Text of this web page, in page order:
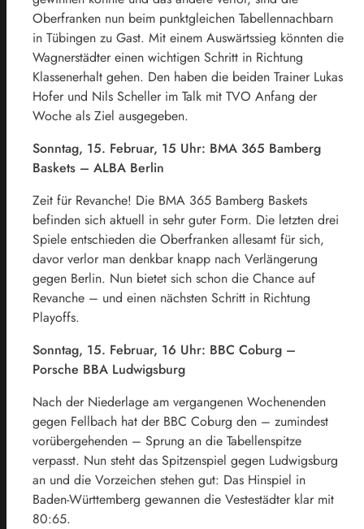
Oberfranken nun beim punktgleichen Tabellennachbarn
in Tübingen zu Gast. Mit einem Auswärtssieg könnten die
Wagnerstädter einen wichtigen Schritt in Richtung
Klassenerhalt gehen. Den haben die beiden Trainer Lukas
Hofer und Nils Scheller im Talk mit TVO Anfang der
Woche als Ziel ausgegeben.
Sonntag, 15. Februar, 15 Uhr: BMA 365 Bamberg
Baskets – ALBA Berlin
Zeit für Revanche! Die BMA 365 Bamberg Baskets
befinden sich aktuell in sehr guter Form. Die letzten drei
Spiele entschieden die Oberfranken allesamt für sich,
davor verlor man denkbar knapp nach Verlängerung
gegen Berlin. Nun bietet sich schon die Chance auf
Revanche – und einen nächsten Schritt in Richtung
Playoffs.
Sonntag, 15. Februar, 16 Uhr: BBC Coburg –
Porsche BBA Ludwigsburg
Nach der Niederlage am vergangenen Wochenenden
gegen Fellbach hat der BBC Coburg den – zumindest
vorübergehenden – Sprung an die Tabellenspitze
verpasst. Nun steht das Spitzenspiel gegen Ludwigsburg
an und die Vorzeichen stehen gut: Das Hinspiel in
Baden-Württemberg gewannen die Vestestädter klar mit
80:65.